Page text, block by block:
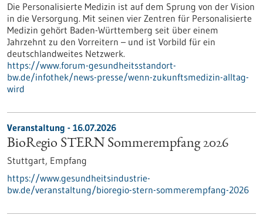
Die Personalisierte Medizin ist auf dem Sprung von der Vision
in die Versorgung. Mit seinen vier Zentren für Personalisierte
Medizin gehört Baden-Württemberg seit über einem
Jahrzehnt zu den Vorreitern – und ist Vorbild für ein
deutschlandweites Netzwerk.
https://www.forum-gesundheitsstandort-
bw.de/infothek/news-presse/wenn-zukunftsmedizin-alltag-
wird
Veranstaltung - 16.07.2026
BioRegio STERN Sommerempfang 2026
Stuttgart, Empfang
https://www.gesundheitsindustrie-
bw.de/veranstaltung/bioregio-stern-sommerempfang-2026